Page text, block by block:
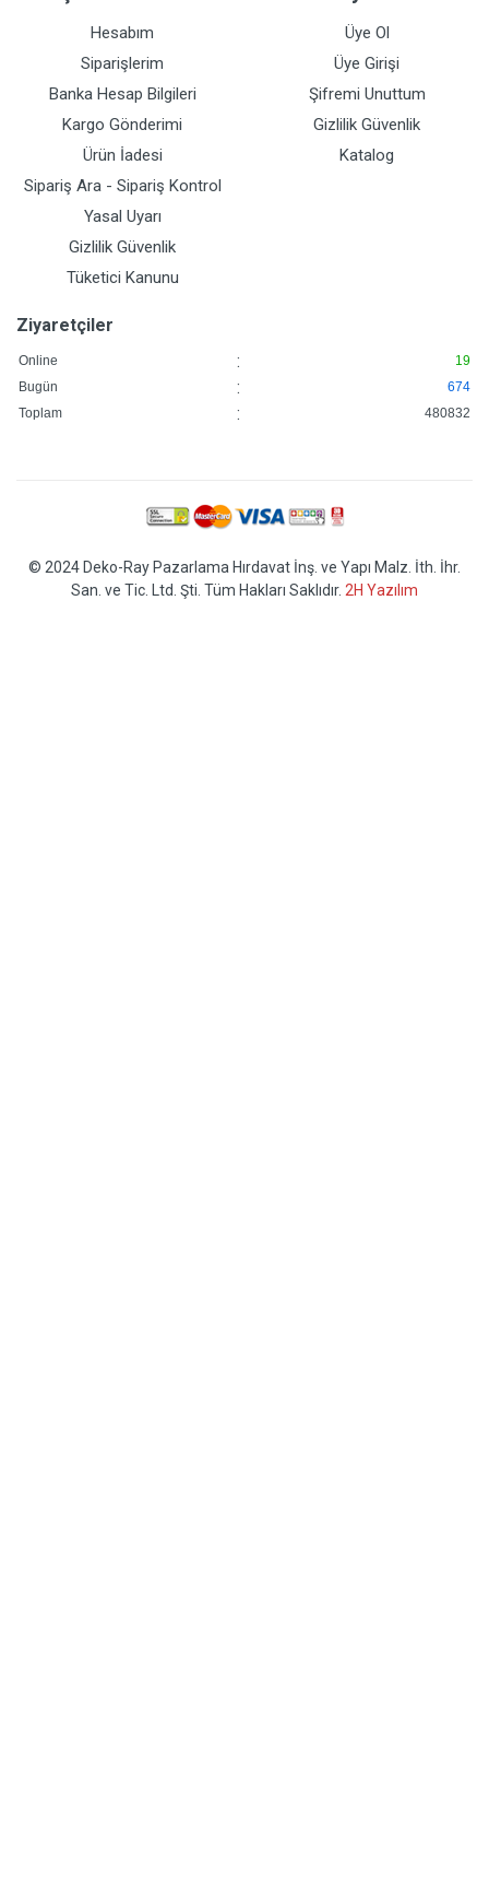
Hesabım
Siparişlerim
Banka Hesap Bilgileri
Kargo Gönderimi
Ürün İadesi
Sipariş Ara - Sipariş Kontrol
Yasal Uyarı
Gizlilik Güvenlik
Tüketici Kanunu
Üye Ol
Üye Girişi
Şifremi Unuttum
Gizlilik Güvenlik
Katalog
Ziyaretçiler
Online :
19
Bugün
:
674
Toplam
: 480832
© 2024 Deko-Ray Pazarlama Hırdavat İnş. ve Yapı Malz. İth. İhr.
San. ve Tic. Ltd. Şti. Tüm Hakları Saklıdır. 2H Yazılım